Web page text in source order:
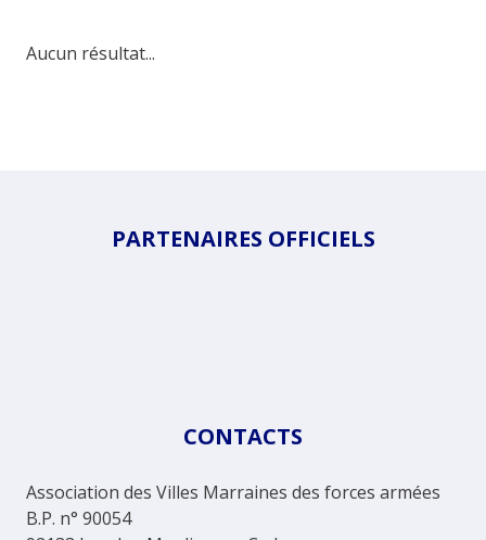
Aucun résultat...
PARTENAIRES OFFICIELS
CONTACTS
Association des Villes Marraines des forces armées
B.P. n° 90054